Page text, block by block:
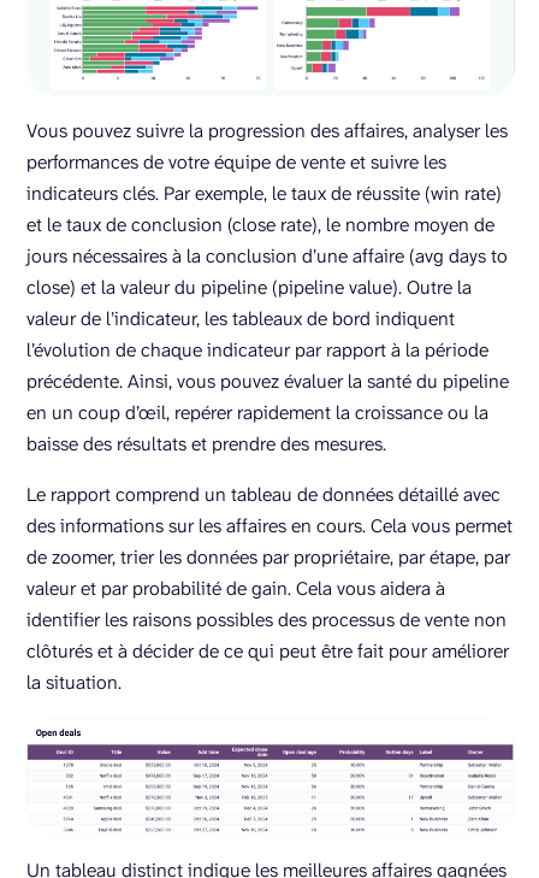
Vous pouvez suivre la progression des affaires, analyser les
performances de votre équipe de vente et suivre les
indicateurs clés. Par exemple, le taux de réussite (win rate)
et le taux de conclusion (close rate), le nombre moyen de
jours nécessaires à la conclusion d’une affaire (avg days to
close) et la valeur du pipeline (pipeline value). Outre la
valeur de l’indicateur, les tableaux de bord indiquent
l’évolution de chaque indicateur par rapport à la période
précédente. Ainsi, vous pouvez évaluer la santé du pipeline
en un coup d’œil, repérer rapidement la croissance ou la
baisse des résultats et prendre des mesures.
Le rapport comprend un tableau de données détaillé avec
des informations sur les affaires en cours. Cela vous permet
de zoomer, trier les données par propriétaire, par étape, par
valeur et par probabilité de gain. Cela vous aidera à
identifier les raisons possibles des processus de vente non
clôturés et à décider de ce qui peut être fait pour améliorer
la situation.
Un tableau distinct indique les meilleures affaires gagnées